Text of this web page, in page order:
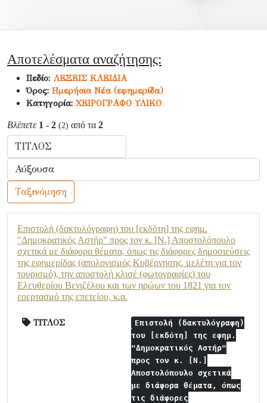
Αποτελέσματα αναζήτησης:
Πεδίο: ΛΕΞΕΙΣ ΚΛΕΙΔΙΑ
Όρος: Ημερήσια Νέα (εφημερίδα)
Κατηγορία:ΧΕΙΡΟΓΡΑΦΟ ΥΛΙΚΟ
Βλέπετε 1 - 2 (2) από τα 2
Ταξινόμηση
Επιστολή (δακτυλόγραφη) του [εκδότη] της εφημ.
"Δημοκρατικός Αστήρ" προς τον κ. [Ν.] Αποστολόπουλο
σχετικά με διάφορα θέματα, όπως τις διάφορες δημοσιεύσεις
της εφημερίδας (απολογισμός Κυβέρνησης, μελέτη για τον
τουρισμό), την αποστολή κλισέ (φωτογραφίες) του
Ελευθερίου Βενιζέλου και των ηρώων του 1821 για τον
εοερτασμό της επετείου, κ.α.
ΤΙΤΛΟΣ
Επιστολή (δακτυλόγραφη)
του [εκδότη] της εφημ.
"Δημοκρατικός Αστήρ"
προς τον κ. [Ν.]
Αποστολόπουλο σχετικά
με διάφορα θέματα, όπως
τις διάφορες